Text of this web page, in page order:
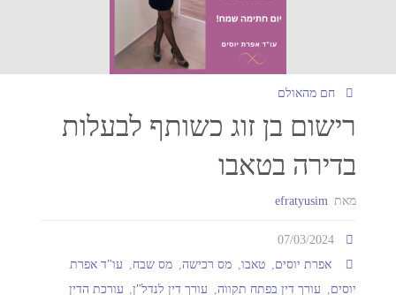
חם מהאולם
רישום בן זוג כשותף לבעלות
בדירה בטאבו
מאת efratyusim
07/03/2024
אפרת יוסים
טאבו מס רכישה מס שבח
עו"ד אפרת
יוסים
עורך דין בפתח תקווה, עורך דין לנדל"ן, עורכת הדין